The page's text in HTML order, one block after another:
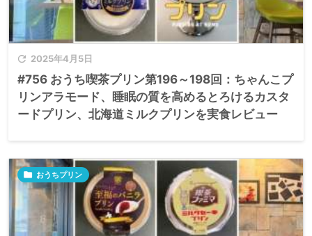
 2025年4月5日
#756 おうち喫茶プリン第196～198回：ちゃんこプ
リンアラモード、睡眠の質を高めるとろけるカスタ
ードプリン、北海道ミルクプリンを実食レビュー
 おうちプリン